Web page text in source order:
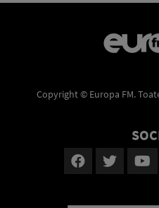
Copyright © Europa FM.